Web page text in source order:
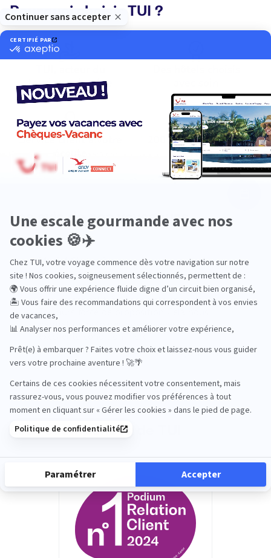
Pourquoi choisir TUI ?
tourisme durable
Service client à votre
200 agences à votre
service
Les avis de nos voyageurs
Muriel Chabrefy
Un personnel très disponible et agréable
Toujours force de proposition Cela nous
permet de préparer nos voyages d en
excellente condition Merci
06 juillet 2026
Les récompenses de TUI